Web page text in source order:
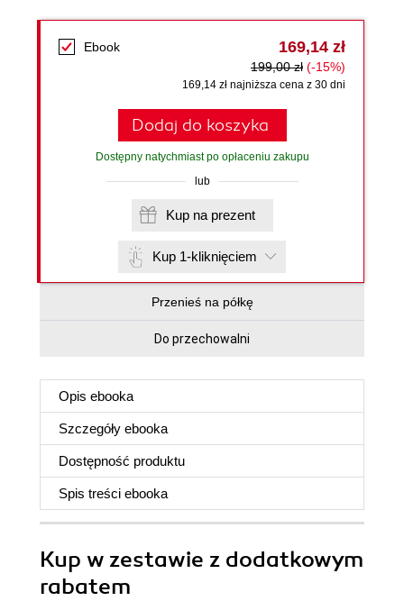
Ebook 169,14 zł
199,00 zł (-15%)
169,14 zł najniższa cena z 30 dni
Dodaj do koszyka
Dostępny natychmiast po opłaceniu zakupu
lub
Kup na prezent
Kup 1-kliknięciem
Przenieś na półkę
Do przechowalni
Opis ebooka
Szczegóły ebooka
Dostępność produktu
Spis treści ebooka
Kup w zestawie z dodatkowym
rabatem